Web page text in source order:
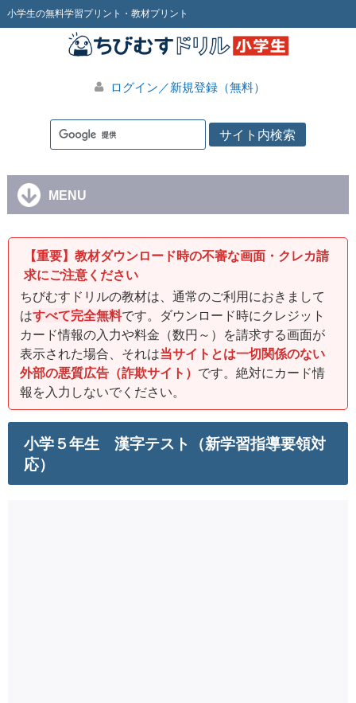
小学生の無料学習プリント・教材プリント
ログイン／新規登録（無料）
MENU
【重要】教材ダウンロード時の不審な画面・クレカ請
求にご注意ください
ちびむすドリルの教材は、通常のご利用におきまして
はすべて完全無料です。ダウンロード時にクレジット
カード情報の入力や料金（数円～）を請求する画面が
表示された場合、それは当サイトとは一切関係のない
外部の悪質広告（詐欺サイト） です。絶対にカード情
報を入力しないでください。
小学５年生 漢字テスト（新学習指導要領対
応）